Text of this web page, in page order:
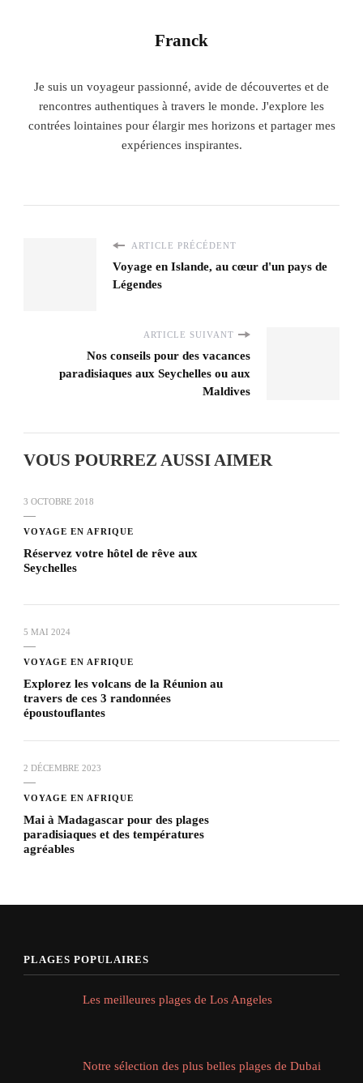
Franck
Je suis un voyageur passionné, avide de découvertes et de
rencontres authentiques à travers le monde. J'explore les
contrées lointaines pour élargir mes horizons et partager mes
expériences inspirantes.
ARTICLE PRÉCÉDENT
Voyage en Islande, au cœur d'un pays de
Légendes
ARTICLE SUIVANT
Nos conseils pour des vacances
paradisiaques aux Seychelles ou aux
Maldives
VOUS POURREZ AUSSI AIMER
3 OCTOBRE 2018
VOYAGE EN AFRIQUE
Réservez votre hôtel de rêve aux
Seychelles
5 MAI 2024
VOYAGE EN AFRIQUE
Explorez les volcans de la Réunion au
travers de ces 3 randonnées
époustouflantes
2 DÉCEMBRE 2023
VOYAGE EN AFRIQUE
Mai à Madagascar pour des plages
paradisiaques et des températures
agréables
PLAGES POPULAIRES
Les meilleures plages de Los Angeles
Notre sélection des plus belles plages de Dubai